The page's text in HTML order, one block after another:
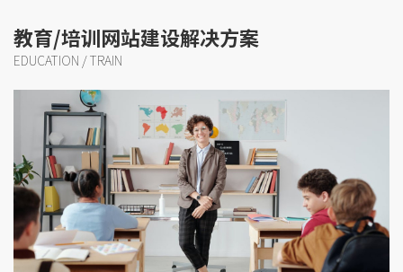
教育/培训网站建设解决方案
EDUCATION / TRAIN